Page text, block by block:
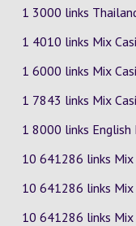
1 3000 links
1 4010 links Mix
1 6000 links Mix
1 7843 links Mix
1 8000 links English
10 641286 links Mix
10 641286 links Mix
10 641286 links Mix